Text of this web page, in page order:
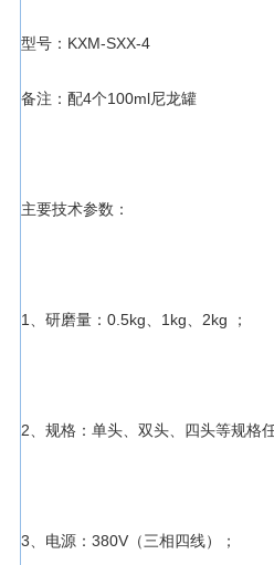
型号：KXM-SXX-4
备注：配4个100ml尼龙罐
主要技术参数：
1、研磨量：0.5kg、1kg、2kg ；
2、规格：单头、双头、四头等规格
3、电源：380V（三相四线）；